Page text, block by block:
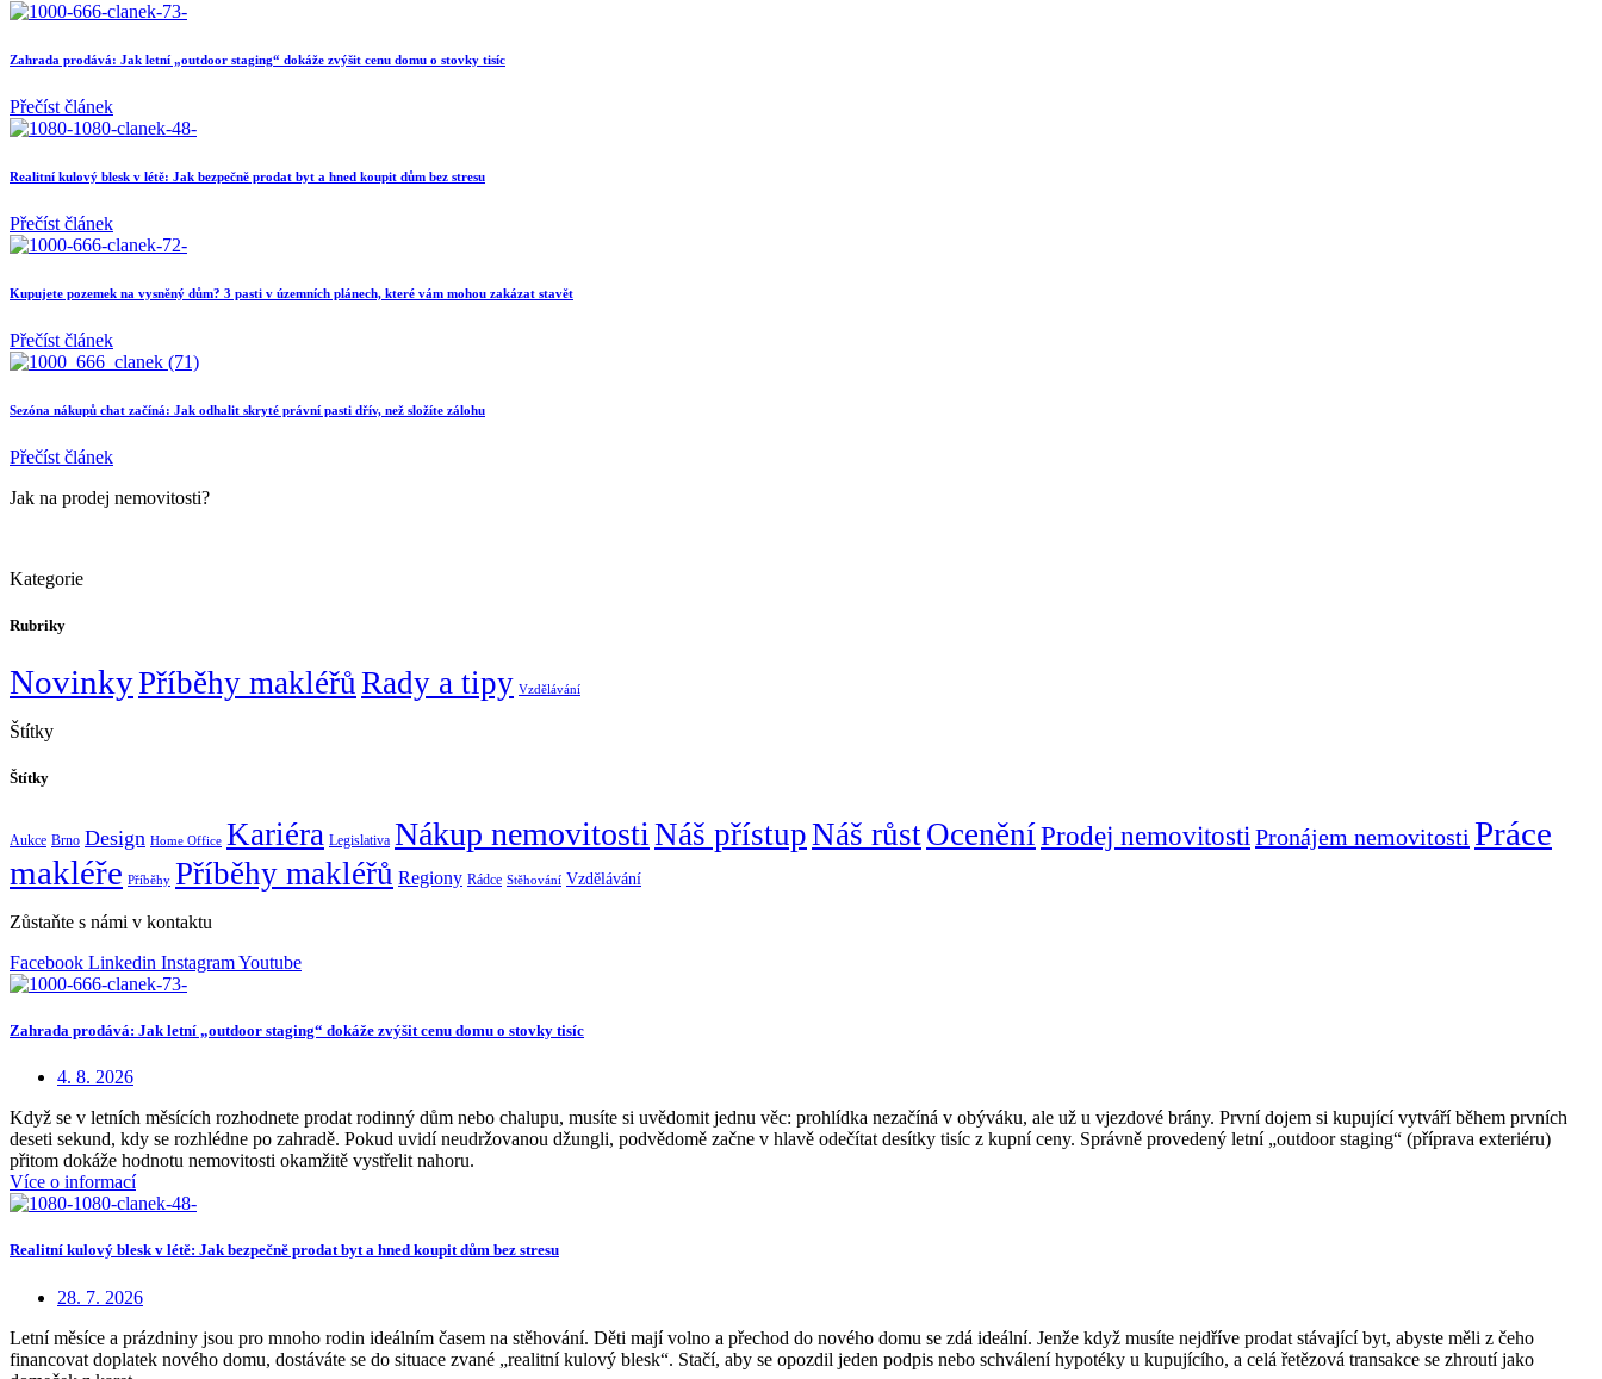
Zahrada prodává: Jak letní „outdoor staging“ dokáže zvýšit cenu domu o stovky tisíc
Přečíst článek
Realitní kulový blesk v létě: Jak bezpečně prodat byt a hned koupit dům bez stresu
Přečíst článek
Kupujete pozemek na vysněný dům? 3 pasti v územních plánech, které vám mohou zakázat stavět
Přečíst článek
Sezóna nákupů chat začíná: Jak odhalit skryté právní pasti dřív, než složíte zálohu
Přečíst článek
Jak na prodej nemovitosti?
Kategorie
Rubriky
NovinkyPříběhy makléřů Rady a tipy Vzdělávání
Štítky
Štítky
Aukce Brno Design Home Office Kariéra Legislativa Nákup nemovitosti Náš přístupNáš růstOceněníProdej nemovitosti Pronájem nemovitosti Práce
makléře Příběhy Příběhy makléřů Regiony Rádce Stěhování Vzdělávání
Zůstaňte s námi v kontaktu
Facebook Linkedin InstagramYoutube
Zahrada prodává: Jak letní „outdoor staging“ dokáže zvýšit cenu domu o stovky tisíc
4. 8. 2026
Když se v letních měsících rozhodnete prodat rodinný dům nebo chalupu, musíte si uvědomit jednu věc: prohlídka nezačíná v obýváku, ale už u vjezdové brány. První dojem si kupující vytváří během prvních
deseti sekund, kdy se rozhlédne po zahradě. Pokud uvidí neudržovanou džungli, podvědomě začne v hlavě odečítat desítky tisíc z kupní ceny. Správně provedený letní „outdoor staging“ (příprava exteriéru)
přitom dokáže hodnotu nemovitosti okamžitě vystřelit nahoru.
Více o informací
Realitní kulový blesk v létě: Jak bezpečně prodat byt a hned koupit dům bez stresu
28. 7. 2026
Letní měsíce a prázdniny jsou pro mnoho rodin ideálním časem na stěhování. Děti mají volno a přechod do nového domu se zdá ideální. Jenže když musíte nejdříve prodat stávající byt, abyste měli z čeho
financovat doplatek nového domu, dostáváte se do situace zvané „realitní kulový blesk“. Stačí, aby se opozdil jeden podpis nebo schválení hypotéky u kupujícího, a celá řetězová transakce se zhroutí jako